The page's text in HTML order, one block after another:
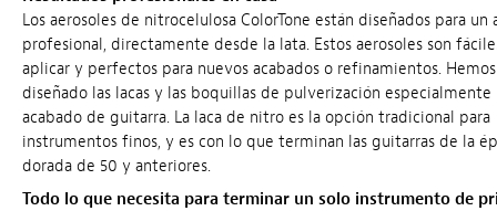
Los aerosoles de nitrocelulosa ColorTone están diseñados para un
profesional, directamente desde la lata. Estos aerosoles son
aplicar y perfectos para nuevos acabados o refinamientos. Hemos
diseñado las lacas y las boquillas de pulverización especialmente
acabado de guitarra. La laca de nitro es la opción tradicional para
instrumentos finos, y es con lo que terminan las guitarras de la
dorada de 50 y anteriores.
Todo lo que necesita para terminar un solo instrumento de